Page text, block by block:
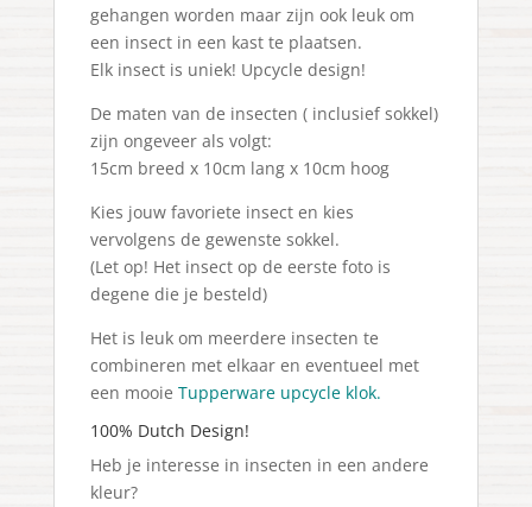
gehangen worden maar zijn ook leuk om
een insect in een kast te plaatsen.
Elk insect is uniek! Upcycle design!
De maten van de insecten ( inclusief sokkel)
zijn ongeveer als volgt:
15cm breed x 10cm lang x 10cm hoog
Kies jouw favoriete insect en kies
vervolgens de gewenste sokkel.
(Let op! Het insect op de eerste foto is
degene die je besteld)
Het is leuk om meerdere insecten te
combineren met elkaar en eventueel met
een mooie Tupperware upcycle klok.
100% Dutch Design!
Heb je interesse in insecten in een andere
kleur?